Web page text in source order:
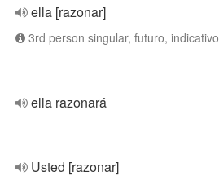
ella [razonar]
3rd person singular, futuro, indicativo
ella razonará
Usted [razonar]